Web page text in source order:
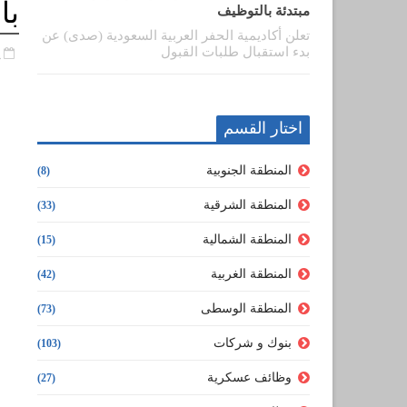
مبتدئة بالتوظيف
تعلن أكاديمية الحفر العربية السعودية (صدى) عن
بدء استقبال طلبات القبول
اختار القسم
المنطقة الجنوبية (8)
المنطقة الشرقية (33)
المنطقة الشمالية (15)
المنطقة الغربية (42)
المنطقة الوسطى (73)
بنوك و شركات (103)
وظائف عسكرية (27)